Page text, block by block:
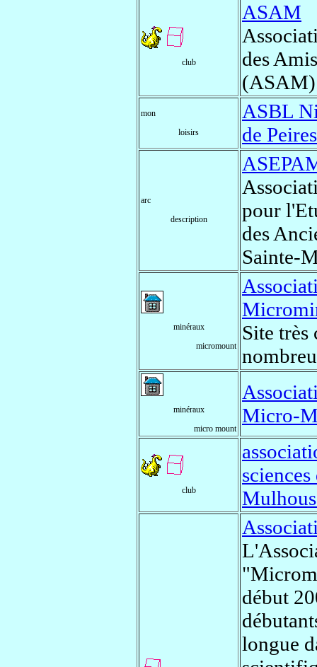
club
ASAM
des
mon
loisirs
ASBL
de
arc
description
pour
des
Sainte-
minéraux
micromount
Site très
minéraux
micro mount
Micro-
club
début
longue